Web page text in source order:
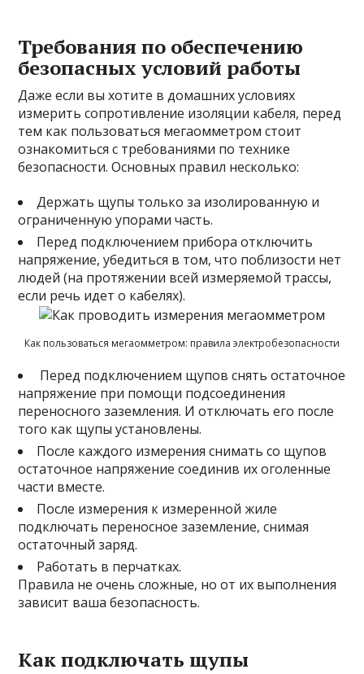
Требования по обеспечению
безопасных условий работы
Даже если вы хотите в домашних условиях
измерить сопротивление изоляции кабеля, перед
тем как пользоваться мегаомметром стоит
ознакомиться с требованиями по технике
безопасности. Основных правил несколько:
Держать щупы только за изолированную и
ограниченную упорами часть.
Перед подключением прибора отключить
напряжение, убедиться в том, что поблизости нет
людей (на протяжении всей измеряемой трассы,
если речь идет о кабелях).
Как пользоваться мегаомметром: правила электробезопасности
Перед подключением щупов снять остаточное
напряжение при помощи подсоединения
переносного заземления. И отключать его после
того как щупы установлены.
После каждого измерения снимать со щупов
остаточное напряжение соединив их оголенные
части вместе.
После измерения к измеренной жиле
подключать переносное заземление, снимая
остаточный заряд.
Работать в перчатках.
Правила не очень сложные, но от их выполнения
зависит ваша безопасность.
Как подключать щупы